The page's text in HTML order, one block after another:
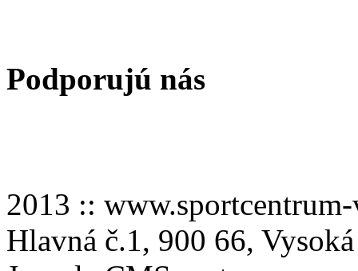
Podporujú nás
2013 ::
Hlavná č.1, 900 66,